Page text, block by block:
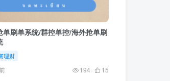
单刷单系统/群控单控/海外抢单刷
理财
194 15